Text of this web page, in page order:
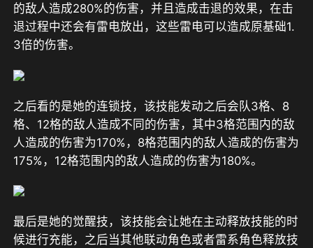
的敌人造成280%的伤害，并且造成击退的效果，在击
退过程中还会有雷电放出，这些雷电可以造成原基础1.
3倍的伤害。
之后看的是她的连锁技，该技能发动之后会队3格、8
格、12格的敌人造成不同的伤害，其中3格范围内的敌
人造成的伤害为170%，8格范围内的敌人造成的伤害为
175%，12格范围内的敌人造成的伤害为180%。
最后是她的觉醒技，该技能会让她在主动释放技能的时
候进行充能，之后当其他联动角色或者雷系角色释放技